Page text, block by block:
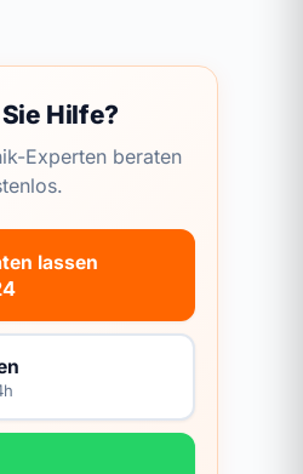
Hilfe?
Experten beraten
lassen